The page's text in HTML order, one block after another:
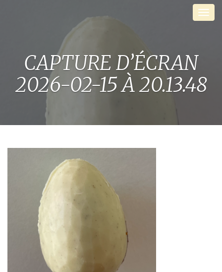
CAPTURE D’ÉCRAN
2026-02-15 À 20.13.48